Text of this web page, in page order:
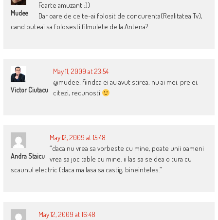
Mudee
Foarte amuzant :))
Dar oare de ce te-ai folosit de concurenta(Realitatea Tv),
cand puteai sa folosesti filmulete de la Antena?
Victor Ciutacu
May 11, 2009 at 23:54
@mudee: fiindca ei au avut stirea, nu ai mei. preiei,
citezi, recunosti
Andra Staicu
May 12, 2009 at 15:48
“daca nu vrea sa vorbeste cu mine, poate unii oameni
vrea sa joc table cu mine. ii las sa se dea o tura cu
scaunul electric (daca ma lasa sa castig, bineinteles.”
May 12, 2009 at 16:48